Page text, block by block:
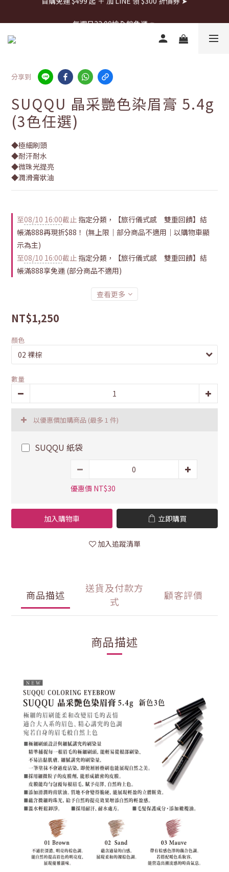
首購免運 $499 起 ＋ 加 LINE 領 $300 折價券 ➤
分享到
SUQQU 晶采艷色染眉膏 5.4g
(3色任選)
◆極細刷頭
◆耐汗耐水
◆微珠光提亮
◆潤滑膏狀油
至08/10 16:00截止 指定分類，【旅行儀式感 雙重回饋】結
帳滿888再現折$88！ (無上限｜部分商品不適用｜以購物車顯
示為主)
至08/10 16:00截止 指定分類，【旅行儀式感 雙重回饋】結
帳滿888享免運 (部分商品不適用)
查看更多
NT$1,250
顏色
數量
以優惠價加購商品 (最多 1 件)
SUQQU 紙袋
優惠價 NT$30
加入購物車 立即購買
加入追蹤清單
商品描述
送貨及付款方
式
顧客評價
商品描述